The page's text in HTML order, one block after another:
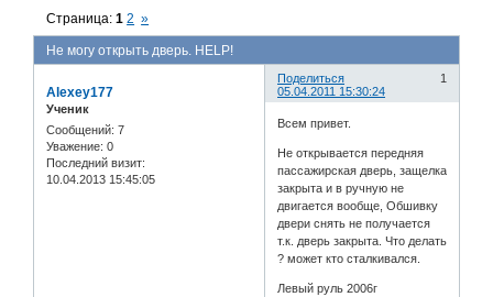
Не могу открыть дверь. HELP!
Страница:1 2 »
Поделиться
1
05.04.2011 15:30:24
Alexey177
Ученик
Сообщений: 7
Уважение: 0
Последний визит:
10.04.2013 15:45:05
Всем привет.
Не открывается передняя
пассажирская дверь, защелка
закрыта и в ручную не
двигается вообще, Обшивку
двери снять не получается
т.к. дверь закрыта. Что делать
? может кто сталкивался.
Левый руль 2006г